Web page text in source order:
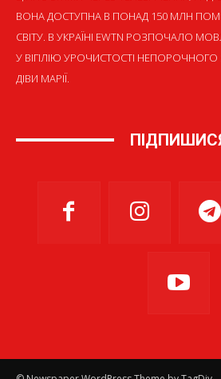
ВОНА ДОСТУПНА В ПОНАД 150 МЛН
СВІТУ. В УКРАЇНІ EWTN РОЗПОЧАЛО
У ВІГІЛІЮ УРОЧИСТОСТІ НЕПОРОЧНОГО
ДІВИ МАРІЇ.